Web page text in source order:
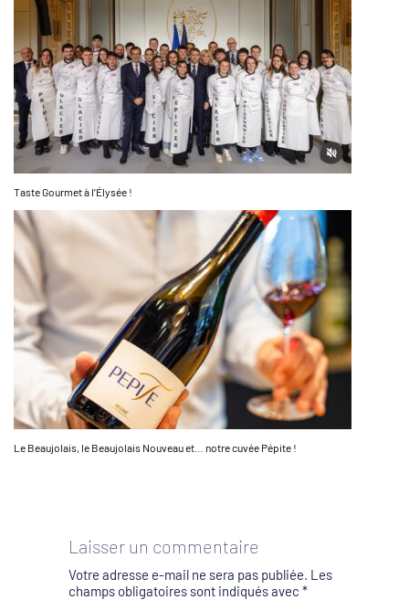
Taste Gourmet à l’Élysée !
Le Beaujolais, le Beaujolais Nouveau et… notre cuvée Pépite !
Laisser un commentaire
Votre adresse e-mail ne sera pas publiée. Les
champs obligatoires sont indiqués avec *